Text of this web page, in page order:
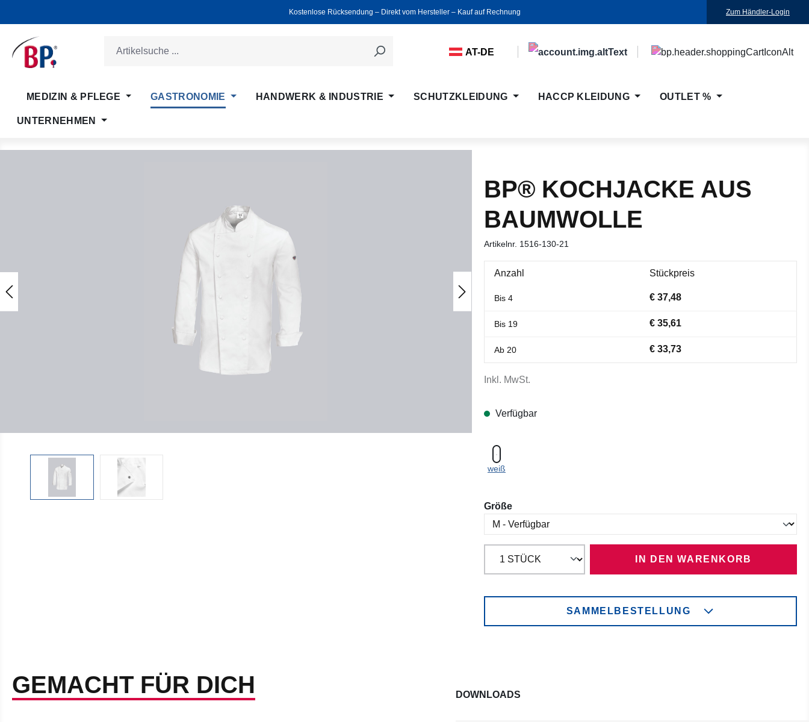
Kostenlose Rücksendung ‒ Direkt vom Hersteller ‒ Kauf auf Rechnung Zum Händler-Login
AT-DE
MEDIZIN & PFLEGE GASTRONOMIE HANDWERK & INDUSTRIE SCHUTZKLEIDUNG HACCP KLEIDUNG OUTLET %
UNTERNEHMEN
BP® KOCHJACKE AUS
BAUMWOLLE
Artikelnr. 1516-130-21
Anzahl Stückpreis
Bis 4 € 37,48
Bis 19 € 35,61
Ab 20 € 33,73
Inkl. MwSt.
Verfügbar
weiß
Größeauswählen
IN DEN WARENKORB
SAMMELBESTELLUNG
GEMACHT FÜR DICH DOWNLOADS